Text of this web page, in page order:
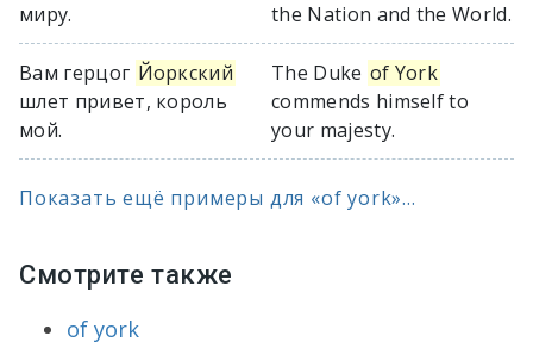
миру.
the Nation and the World.
Вам герцог Йоркский
шлет привет, король
мой.
The Duke of York
commends himself to
your majesty.
Показать ещё примеры для «of york»...
Смотрите также
of york